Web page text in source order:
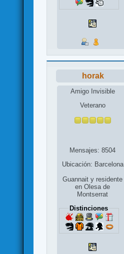
horak
Amigo Invisible
Veterano
Mensajes: 8504
Ubicación: Barcelona
Guannait y residente
en Olesa de
Montserrat
Distinciones